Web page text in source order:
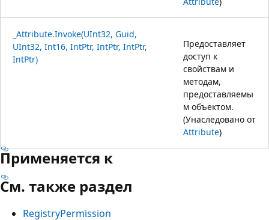
_Attribute.Invoke(UInt32, Guid,
UInt32, Int16, IntPtr, IntPtr, IntPtr,
IntPtr)
Предоставляет
доступ к
свойствам и
методам,
предоставляемы
м объектом.
(Унаследовано от
Attribute)
Применяется к
См. также раздел
RegistryPermission